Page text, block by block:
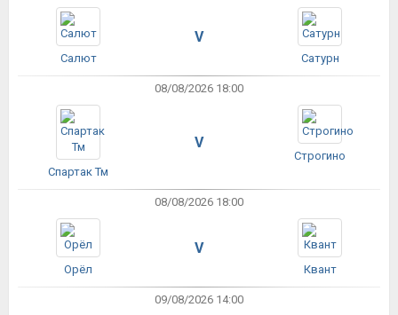
Салют
V
Сатурн
08/08/2026 18:00
Спартак Тм
V
Строгино
08/08/2026 18:00
Орёл
V
Квант
09/08/2026 14:00